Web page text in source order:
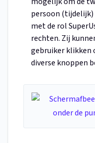
persoon
met de rol
rechten. Zij
gebruiker klikken
diverse knoppen